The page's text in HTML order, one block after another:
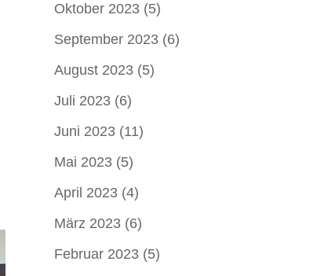
Oktober 2023(5)
September 2023(6)
August 2023(5)
Juli 2023(6)
Juni 2023(11)
Mai 2023(5)
April 2023(4)
März 2023(6)
Februar 2023(5)